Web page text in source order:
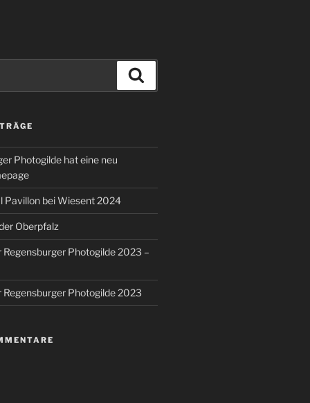
Photogilde hat eine neu
Pavillon bei Wiesent 2024
Oberpfalz
Regensburger Photogilde 2023 –
Regensburger Photogilde 2023